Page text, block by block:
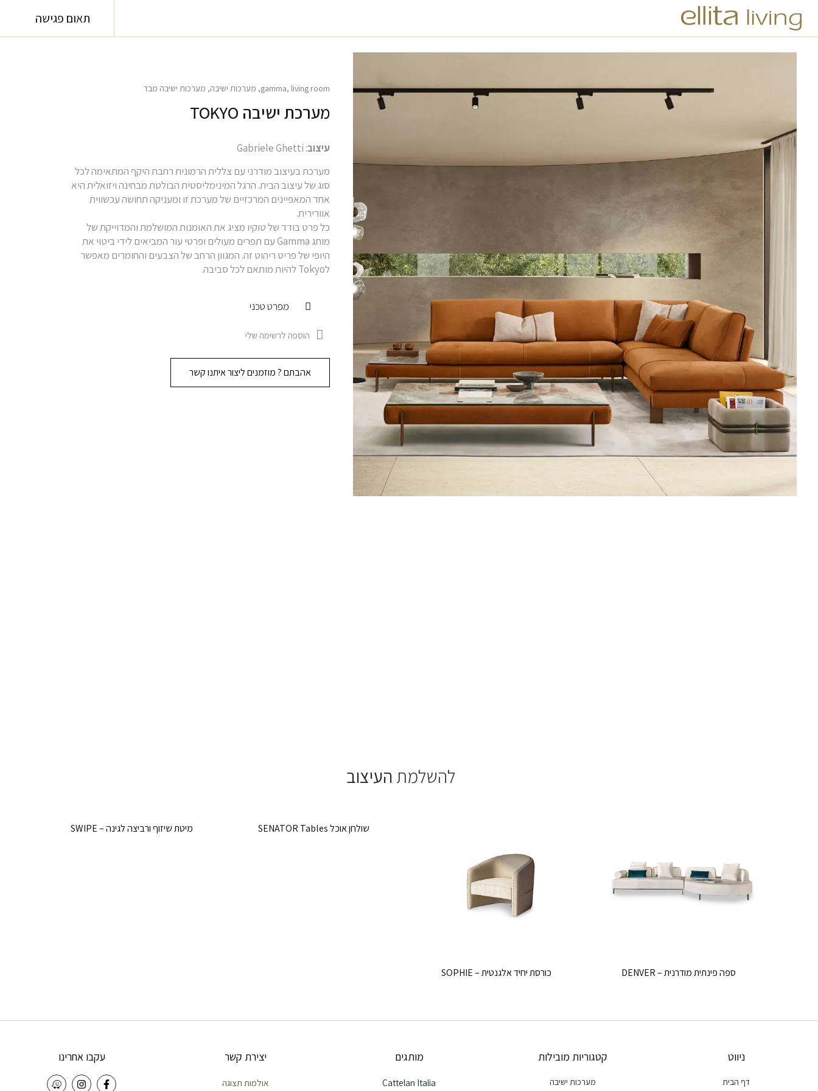
תאום פגישה
gamma, living room
, מערכות ישיבה, מערכות ישיבה מבד
מערכת ישיבה TOKYO
עיצוב: Gabriele Ghetti
מערכת בעיצוב מודרני עם צללית הרמונית רחבת היקף המתאימה לכל
סוג של עיצוב הבית. הרגל המינימליסטית הבולטת מבחינה ויזואלית היא
אחד המאפיינים המרכזיים של מערכת זו ומעניקה תחושה עכשווית
אוורירית.
כל פרט בודד של טוקיו מציג את האומנות המושלמת והמדוייקת של
מותג Gamma עם תפרים מעולים ופרטי עור המביאים לידי ביטוי את
היופי של פריט ריהוט זה. המגוון הרחב של הצבעים והחומרים מאפשר
לTokyo להיות מותאם לכל סביבה.
מפרט טכני
הוספה לרשימה שלי
אהבתם ? מוזמנים ליצור איתנו קשר
להשלמתהעיצוב
ספה פינתית מודרנית – DENVER כורסת יחיד אלגנטית – SOPHIE
שולחן אוכל SENATOR Tables מיטת שיזוף ורביצה לגינה – SWIPE
ניווט
דף הבית
קטגוריות מובילות
מערכות ישיבה
מותגים
Cattelan Italia
יצירת קשר
אולמות תצוגה
עקבו אחרינו